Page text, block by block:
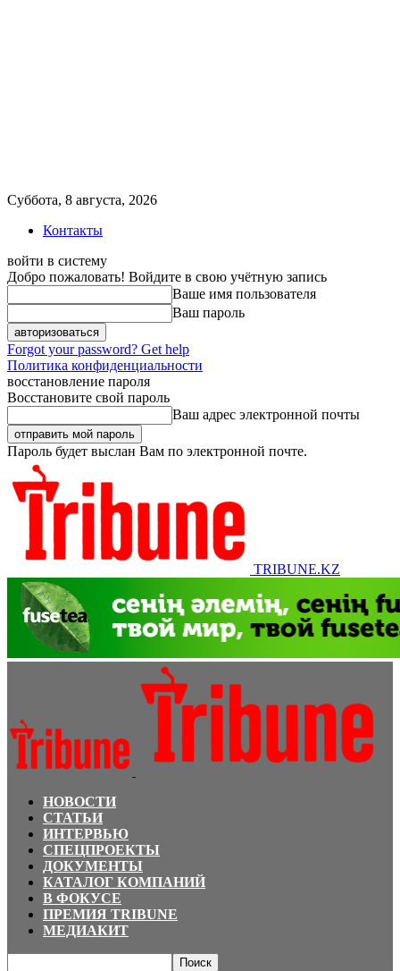
Суббота, 8 августа, 2026
Контакты
войти в систему
Добро пожаловать! Войдите в свою учётную запись
Ваше имя пользователя
Ваш пароль
Forgot your password? Get help
Политика конфиденциальности
восстановление пароля
Восстановите свой пароль
Ваш адрес электронной почты
Пароль будет выслан Вам по электронной почте.
TRIBUNE.KZ
НОВОСТИ
СТАТЬИ
ИНТЕРВЬЮ
СПЕЦПРОЕКТЫ
ДОКУМЕНТЫ
КАТАЛОГ КОМПАНИЙ
В ФОКУСЕ
ПРЕМИЯ TRIBUNE
МЕДИАКИТ